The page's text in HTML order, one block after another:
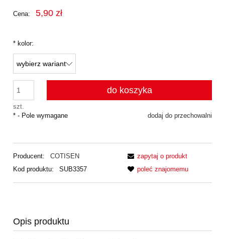
Cena: 5,90 zł
* kolor:
szt.
do koszyka
dodaj do przechowalni
* - Pole wymagane
Producent:
COTISEN
Kod produktu:
SUB3357
zapytaj o produkt
poleć znajomemu
Opis produktu